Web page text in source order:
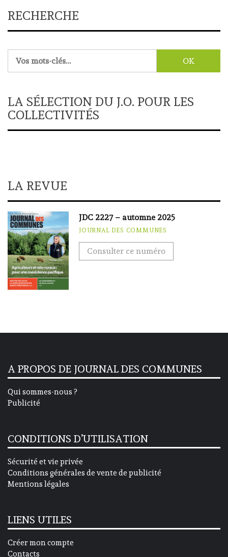
RECHERCHE
LA SÉLECTION DU J.O. POUR LES
COLLECTIVITÉS
LA REVUE
JDC 2227 – automne 2025
JOURNAL DES COMMUNES
Consulter ce numéro
A PROPOS DE JOURNAL DES COMMUNES
Qui sommes-nous ?
Publicité
CONDITIONS D’UTILISATION
Sécurité et vie privée
Conditions générales de vente de publicité
Mentions légales
LIENS UTILES
Créer mon compte
Contacts